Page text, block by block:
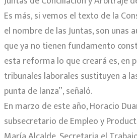
Es más, si vemos el texto de la
el nombre de las Juntas, son unas
que ya no tienen fundamento
esta reforma lo que creará es, en
tribunales laborales sustituyen a
punta de lanza”, señaló.
En marzo de este año, Horacio
subsecretario de Empleo y